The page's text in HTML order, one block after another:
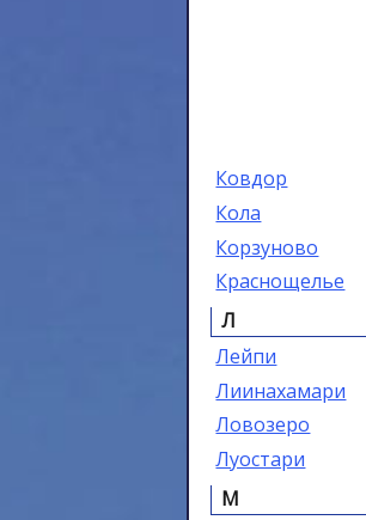
Ковдор
Кола
Корзуново
Краснощелье
Л
Лейпи
Лиинахамари
Ловозеро
Луостари
М